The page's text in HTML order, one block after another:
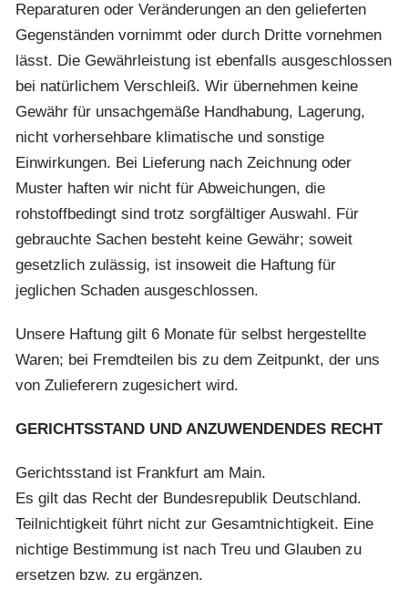
Reparaturen oder Veränderungen an den gelieferten
Gegenständen vornimmt oder durch Dritte vornehmen
lässt. Die Gewährleistung ist ebenfalls ausgeschlossen
bei natürlichem Verschleiß. Wir übernehmen keine
Gewähr für unsachgemäße Handhabung, Lagerung,
nicht vorhersehbare klimatische und sonstige
Einwirkungen. Bei Lieferung nach Zeichnung oder
Muster haften wir nicht für Abweichungen, die
rohstoffbedingt sind trotz sorgfältiger Auswahl. Für
gebrauchte Sachen besteht keine Gewähr; soweit
gesetzlich zulässig, ist insoweit die Haftung für
jeglichen Schaden ausgeschlossen.
Unsere Haftung gilt 6 Monate für selbst hergestellte
Waren; bei Fremdteilen bis zu dem Zeitpunkt, der uns
von Zulieferern zugesichert wird.
GERICHTSSTAND UND ANZUWENDENDES RECHT
Gerichtsstand ist Frankfurt am Main.
Es gilt das Recht der Bundesrepublik Deutschland.
Teilnichtigkeit führt nicht zur Gesamtnichtigkeit. Eine
nichtige Bestimmung ist nach Treu und Glauben zu
ersetzen bzw. zu ergänzen.